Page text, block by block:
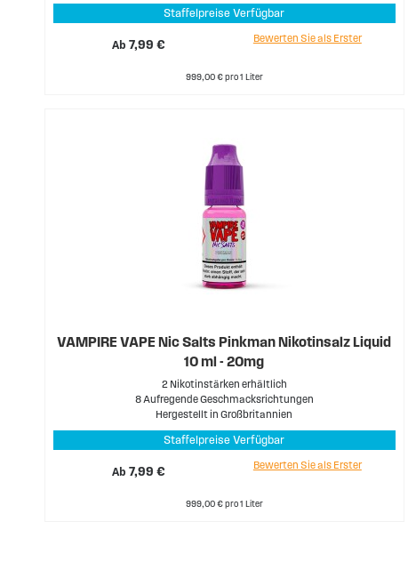
Staffelpreise Verfügbar
Ab7,99 €
Bewerten Sie als Erster
999,00 € pro 1 Liter
VAMPIRE VAPE Nic Salts Pinkman Nikotinsalz Liquid
10 ml - 20mg
2 Nikotinstärken erhältlich
8 Aufregende Geschmacksrichtungen
Hergestellt in Großbritannien
Staffelpreise Verfügbar
Ab7,99 €
Bewerten Sie als Erster
999,00 € pro 1 Liter